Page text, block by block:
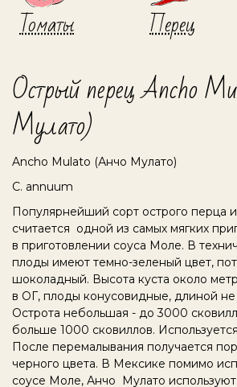
Томаты Перец
Острый перец Ancho
Мулато)
Ancho Mulato (Анчо Мулато)
С. annuum
Популярнейший сорт острого перца
считается одной из самых мягких
в приготовлении соуса Моле. В
плоды имеют темно-зеленый цвет,
шоколадный. Высота куста около
в ОГ, плоды конусовидные, длиной не
Острота небольшая - до 3000
больше 1000 сковиллов.
После перемалывания получается
черного цвета. В Мексике помимо
соусе Моле, Анчо Мулато используют